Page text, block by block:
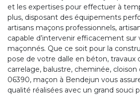
et les expertises pour effectuer à
plus, disposant des équipements
artisans maçons professionnels,
capable d’intervenir efficacement sur
maçonnés. Que ce soit pour la
pose de votre dalle en béton, travaux
carrelage, balustre, cheminée, cloison
06390, maçon à Bendejun vous
qualité réalisées avec un grand souci